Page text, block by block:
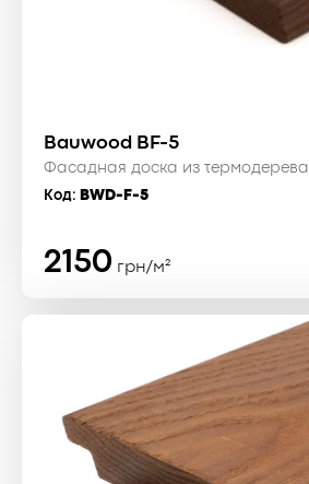
Bauwood BF-5
Фасадная доска из термодерева
Код: BWD-F-5
2150 грн/м²